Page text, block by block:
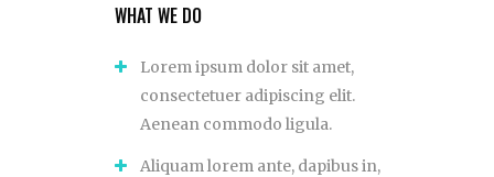
WHAT WE DO
Lorem ipsum dolor sit amet,
consectetuer adipiscing elit.
Aenean commodo ligula.
Aliquam lorem ante, dapibus in,